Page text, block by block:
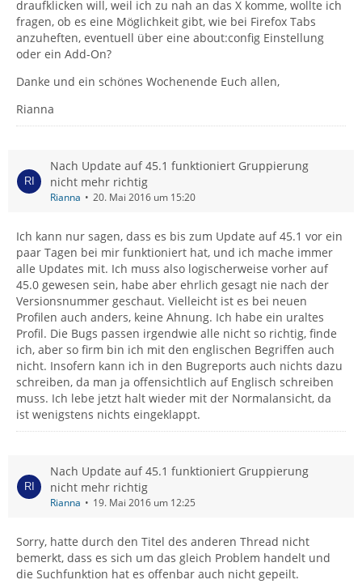
draufklicken will, weil ich zu nah an das X komme, wollte ich
fragen, ob es eine Möglichkeit gibt, wie bei Firefox Tabs
anzuheften, eventuell über eine about:config Einstellung
oder ein Add-On?
Danke und ein schönes Wochenende Euch allen,
Rianna
Nach Update auf 45.1 funktioniert Gruppierung
nicht mehr richtig
Rianna 20. Mai 2016 um 15:20
Ich kann nur sagen, dass es bis zum Update auf 45.1 vor ein
paar Tagen bei mir funktioniert hat, und ich mache immer
alle Updates mit. Ich muss also logischerweise vorher auf
45.0 gewesen sein, habe aber ehrlich gesagt nie nach der
Versionsnummer geschaut. Vielleicht ist es bei neuen
Profilen auch anders, keine Ahnung. Ich habe ein uraltes
Profil. Die Bugs passen irgendwie alle nicht so richtig, finde
ich, aber so firm bin ich mit den englischen Begriffen auch
nicht. Insofern kann ich in den Bugreports auch nichts dazu
schreiben, da man ja offensichtlich auf Englisch schreiben
muss. Ich lebe jetzt halt wieder mit der Normalansicht, da
ist wenigstens nichts eingeklappt.
Nach Update auf 45.1 funktioniert Gruppierung
nicht mehr richtig
Rianna 19. Mai 2016 um 12:25
Sorry, hatte durch den Titel des anderen Thread nicht
bemerkt, dass es sich um das gleich Problem handelt und
die Suchfunktion hat es offenbar auch nicht gepeilt.